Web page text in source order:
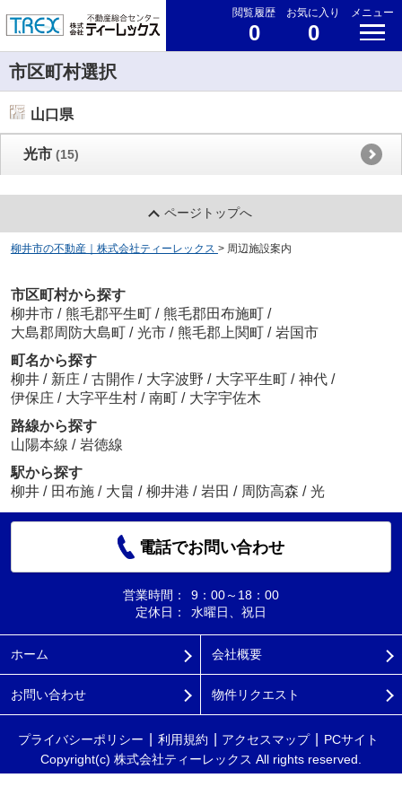
閲覧履歴
0
お気に入り
0
メニュー
市区町村選択
山口県
光市 (15)
ページトップへ
柳井市の不動産｜株式会社ティーレックス > 周辺施設案内
市区町村から探す
柳井市 / 熊毛郡平生町 / 熊毛郡田布施町 /
大島郡周防大島町 / 光市 / 熊毛郡上関町 / 岩国市
町名から探す
柳井 / 新庄 / 古開作 / 大字波野 / 大字平生町 / 神代 /
伊保庄 / 大字平生村 / 南町 / 大字宇佐木
路線から探す
山陽本線 / 岩徳線
駅から探す
柳井 / 田布施 / 大畠 / 柳井港 / 岩田 / 周防高森 / 光
電話でお問い合わせ
営業時間：
9：00～18：00
定休日：
水曜日、祝日
ホーム 会社概要
お問い合わせ 物件リクエスト
プライバシーポリシー 利用規約 アクセスマップ
PCサイト
Copyright(c) 株式会社ティーレックス All rights reserved.